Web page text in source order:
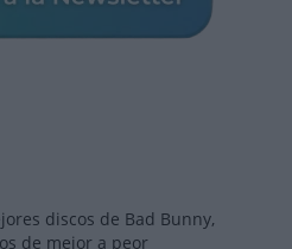
discos de Bad Bunny,
de mejor a peor